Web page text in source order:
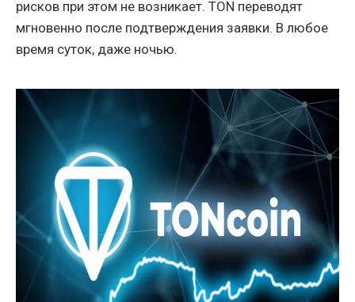
рисков при этом не возникает. TON переводят
мгновенно после подтверждения заявки. В любое
время суток, даже ночью.